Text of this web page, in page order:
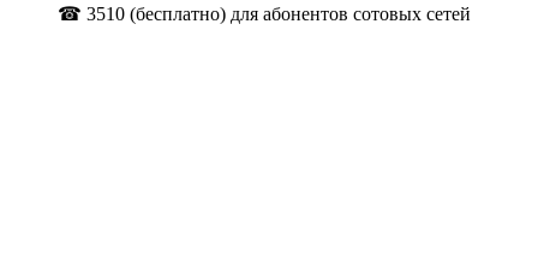
☎ 3510 (бесплатно) для абонентов сотовых сетей